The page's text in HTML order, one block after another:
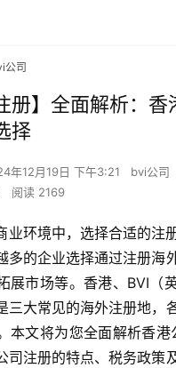
公司
册】全面解析：香
择
年12月19日 下午3:21 bvi公司
阅读 2169
业环境中，选择合适的注
多的企业选择通过注册海
展市场等。香港、BVI（
三大常见的海外注册地，
本文将为您全面解析香港
司注册的特点、税务政策